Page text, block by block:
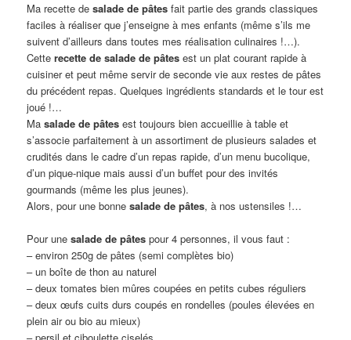
Ma recette desalade de pâtes fait partie des grands classiques
faciles à réaliser que j’enseigne à mes enfants (même s’ils me
suivent d’ailleurs dans toutes mes réalisation culinaires !…).
Cetterecette de salade de pâtes est un plat courant rapide à
cuisiner et peut même servir de seconde vie aux restes de pâtes
du précédent repas. Quelques ingrédients standards et le tour est
joué !…
Masalade de pâtes est toujours bien accueillie à table et
s’associe parfaitement à un assortiment de plusieurs salades et
crudités dans le cadre d’un repas rapide, d’un menu bucolique,
d’un pique-nique mais aussi d’un buffet pour des invités
gourmands (même les plus jeunes).
Alors, pour une bonnesalade de pâtes, à nos ustensiles !…
Pour unesalade de pâtes pour 4 personnes, il vous faut :
– environ 250g de pâtes (semi complètes bio)
– un boîte de thon au naturel
– deux tomates bien mûres coupées en petits cubes réguliers
– deux œufs cuits durs coupés en rondelles (poules élevées en
plein air ou bio au mieux)